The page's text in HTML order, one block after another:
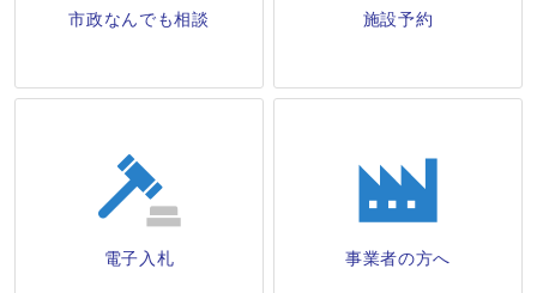
市政なんでも相談 施設予約
電子入札 事業者の方へ